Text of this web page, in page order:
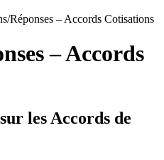
Réponses – Accords Cotisations
– Accords
les Accords de